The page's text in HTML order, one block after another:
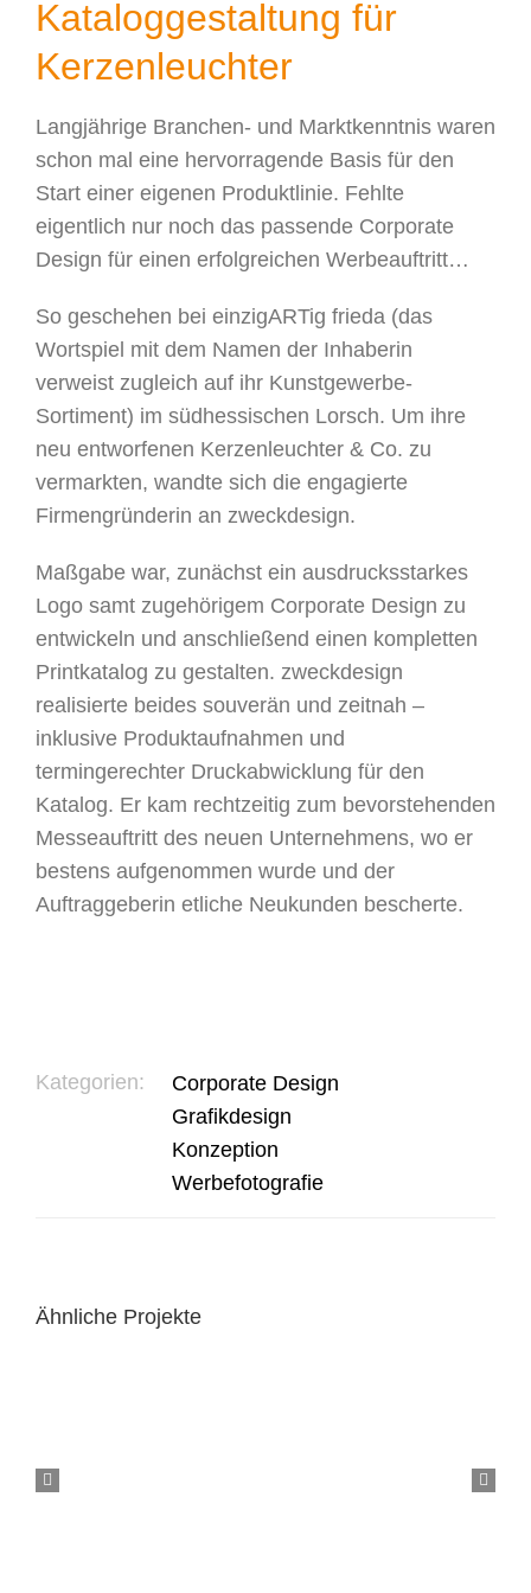
Kataloggestaltung für
Kerzenleuchter
Langjährige Branchen- und Marktkenntnis waren
schon mal eine hervorragende Basis für den
Start einer eigenen Produktlinie. Fehlte
eigentlich nur noch das passende Corporate
Design für einen erfolgreichen Werbeauftritt…
So geschehen bei einzigARTig frieda (das
Wortspiel mit dem Namen der Inhaberin
verweist zugleich auf ihr Kunstgewerbe-
Sortiment) im südhessischen Lorsch. Um ihre
neu entworfenen Kerzenleuchter & Co. zu
vermarkten, wandte sich die engagierte
Firmengründerin an zweckdesign.
Maßgabe war, zunächst ein ausdrucksstarkes
Logo samt zugehörigem Corporate Design zu
entwickeln und anschließend einen kompletten
Printkatalog zu gestalten. zweckdesign
realisierte beides souverän und zeitnah –
inklusive Produktaufnahmen und
termingerechter Druckabwicklung für den
Katalog. Er kam rechtzeitig zum bevorstehenden
Messeauftritt des neuen Unternehmens, wo er
bestens aufgenommen wurde und der
Auftraggeberin etliche Neukunden bescherte.
Kategorien:
Corporate Design
Grafikdesign
Konzeption
Werbefotografie
Ähnliche Projekte